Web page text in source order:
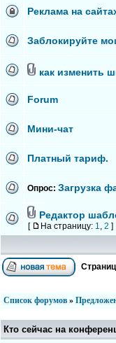
Реклама на
Заблокируйте
как изменить
Forum
Мини-чат
Платный тариф.
Опрос: Загрузка
Редактор
[ На страницу: 1, 2 ]
Список форумов »
Кто сейчас на